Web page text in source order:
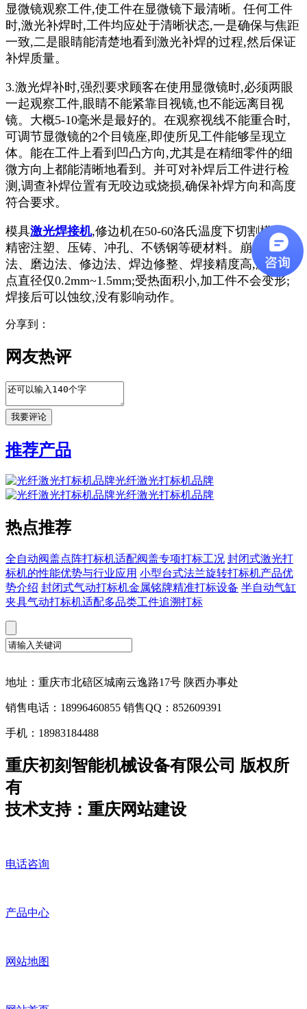
显微镜观察工件,使工件在显微镜下最清晰。任何工件
时,激光补焊时,工件均应处于清晰状态,一是确保与焦距
一致,二是眼睛能清楚地看到激光补焊的过程,然后保证
补焊质量。
3.激光焊补时,强烈要求顾客在使用显微镜时,必须两眼
一起观察工件,眼睛不能紧靠目视镜,也不能远离目视
镜。大概5-10毫米是最好的。在观察视线不能重合时,
可调节显微镜的2个目镜座,即使所见工件能够呈现立
体。能在工件上看到凹凸方向,尤其是在精细零件的细
微方向上都能清晰地看到。并可对补焊后工件进行检
测,调查补焊位置有无咬边或烧损,确保补焊方向和高度
符合要求。
模具激光焊接机,修边机在50-60洛氏温度下切割模具、
精密注塑、压铸、冲孔、不锈钢等硬材料。崩角磨边
法、磨边法、修边法、焊边修整、焊接精度高,激光焊
点直径仅0.2mm~1.5mm;受热面积小,加工件不会变形;
焊接后可以蚀纹,没有影响动作。
分享到：
网友热评
推荐产品
光纤激光打标机品牌
光纤激光打标机品牌
热点推荐
全自动阀盖点阵打标机适配阀盖专项打标工况 封闭式激光打
标机的性能优势与行业应用 小型台式法兰旋转打标机产品优
势介绍 封闭式气动打标机金属铭牌精准打标设备 半自动气缸
夹具气动打标机适配多品类工件追溯打标
地址：重庆市北碚区城南云逸路17号 陕西办事处
销售电话：18996460855 销售QQ：852609391
手机：18983184488
重庆初刻智能机械设备有限公司 版权所
有
技术支持：重庆网站建设
电话咨询
产品中心
网站地图